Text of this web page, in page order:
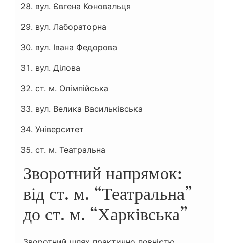
вул. Євгена Коновальця
вул. Лабораторна
вул. Івана Федорова
вул. Ділова
ст. м. Олімпійська
вул. Велика Васильківська
Університет
ст. м. Театральна
Зворотний напрямок:
від ст. м. “Театральна”
до ст. м. “Харківська”